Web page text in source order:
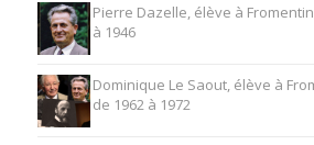
Pierre Dazelle, élève à
à 1946
Dominique Le Saout, élève à
de 1962 à 1972